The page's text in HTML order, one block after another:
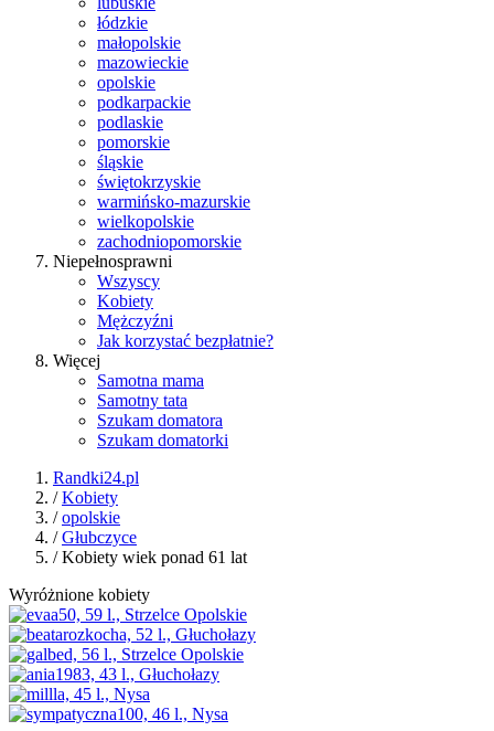
łódzkie
małopolskie
mazowieckie
opolskie
podkarpackie
podlaskie
pomorskie
śląskie
świętokrzyskie
warmińsko-mazurskie
wielkopolskie
zachodniopomorskie
Niepełnosprawni
Wszyscy
Kobiety
Mężczyźni
Jak korzystać bezpłatnie?
Więcej
Samotna mama
Samotny tata
Szukam domatora
Szukam domatorki
Randki24.pl
/Kobiety
/opolskie
/Głubczyce
/ Kobiety wiek ponad 61 lat
Wyróżnione kobiety